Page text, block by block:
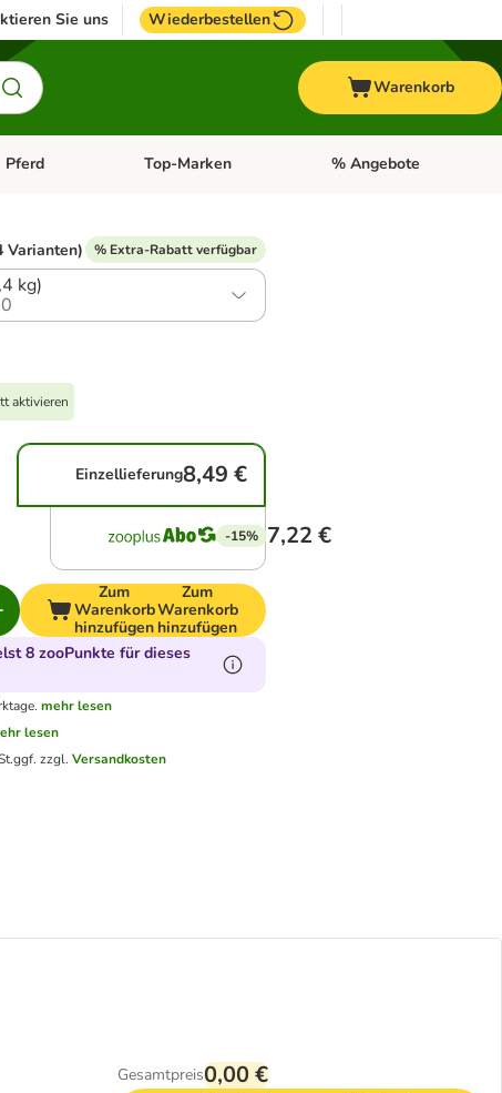
Sie uns Wiederbestellen
Warenkorb
Fisch Menü öffnen: Vogel
Pferd Kategorie-Menü öffnen: Pferd
Top-Marken Kategorie-Menü öffnen:
% Angebote
Varianten) % Extra-Rabatt verfügbar
kg)
aktivieren
Einzellieferung8,49 €
-15% 7,22 €
Zum
Warenkorb
hinzufügen
Zum
Warenkorb
hinzufügen
8 zooPunkte für dieses
mehr lesen
lesen
ggf. zzgl. Versandkosten
Gesamtpreis0,00 €